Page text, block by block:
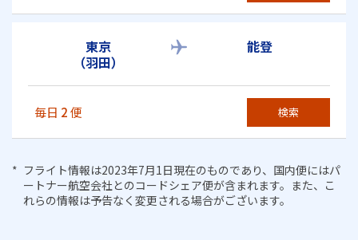
東京
（羽田）
能登
毎日 2便 検索
フライト情報は2023年7月1日現在のものであり、国内便にはパ
ートナー航空会社とのコードシェア便が含まれます。また、こ
れらの情報は予告なく変更される場合がございます。